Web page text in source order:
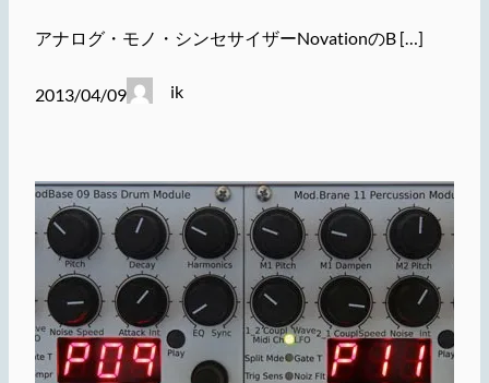
アナログ・モノ・シンセサイザーNovationのB […]
2013/04/09 ik